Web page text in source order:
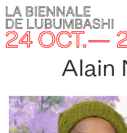
Alain